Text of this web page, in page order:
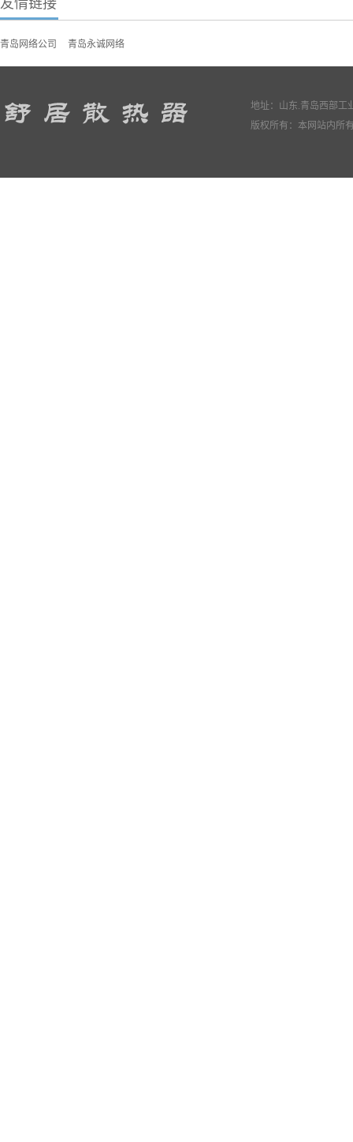
友情链接
青岛网络公司 青岛永诚网络
地址：山东.青岛西部
版权所有：本网站内所